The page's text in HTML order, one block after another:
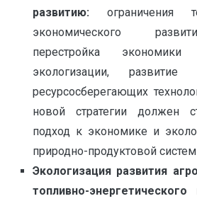
развитию: ограничения
экономического
перестройка
экологизации,
ресурсосберегающих
новой стратегии должен
подход к экономике и
природно-продуктовой
Экологизация развития
топливно-